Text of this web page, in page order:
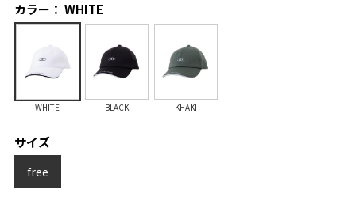
カラー： WHITE
WHITE BLACK KHAKI
サイズ
free